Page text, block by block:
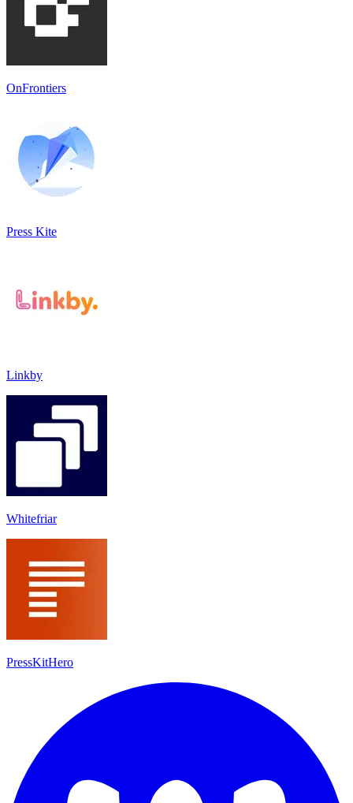
OnFrontiers
Press Kite
Linkby
Whitefriar
PressKitHero